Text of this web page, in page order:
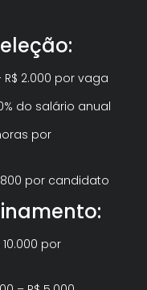
2.000 por vaga
do salário anual
por
800 por candidato
por